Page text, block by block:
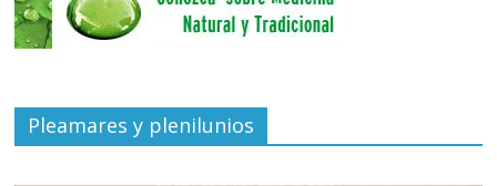
Pleamares y plenilunios